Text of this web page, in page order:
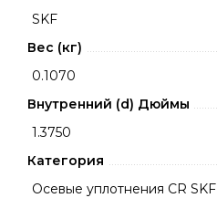
SKF
Вес (кг)
0.1070
Внутренний (d) Дюймы
1.3750
Категория
Осевые уплотнения CR SKF